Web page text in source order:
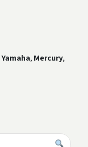
Yamaha, Mercury,